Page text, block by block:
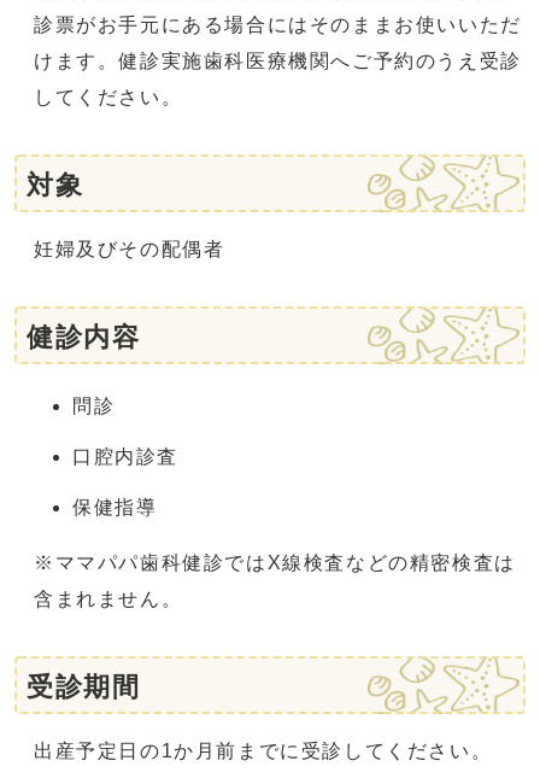
診票がお手元にある場合にはそのままお使いいただ
けます。健診実施歯科医療機関へご予約のうえ受診
してください。
対象
妊婦及びその配偶者
健診内容
問診
口腔内診査
保健指導
※ママパパ歯科健診ではX線検査などの精密検査は
含まれません。
受診期間
出産予定日の1か月前までに受診してください。